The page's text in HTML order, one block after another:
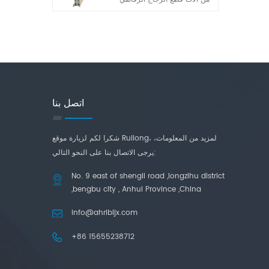
على التكيف ودقة القطع العالية.
اتصل بنا
شكرا لكم لزيارة موقع Ruilong، لمزيد من المعلومات،
يرجى الاتصال بنا على النحو التالي:
No. 9 east of shengli road ,longzihu district
,bengbu city , Anhui Province ,China
info@ahrlbljx.com
+86 15655238712